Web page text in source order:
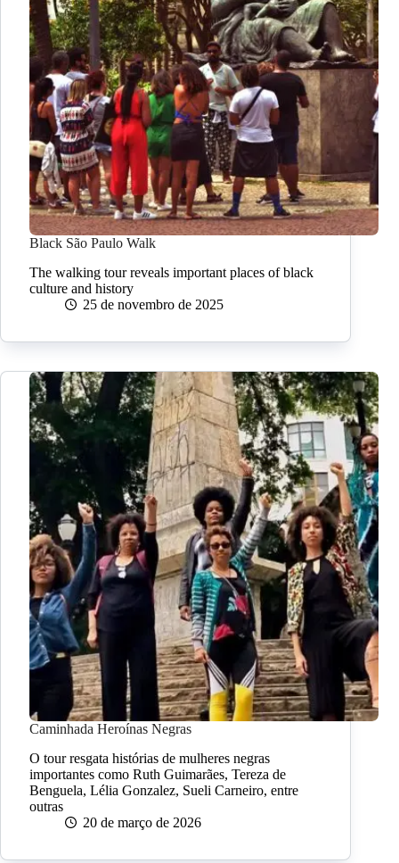
Black São Paulo Walk
The walking tour reveals important places of black
culture and history
25 de novembro de 2025
Caminhada Heroínas Negras
O tour resgata histórias de mulheres negras
importantes como Ruth Guimarães, Tereza de
Benguela, Lélia Gonzalez, Sueli Carneiro, entre
outras
20 de março de 2026